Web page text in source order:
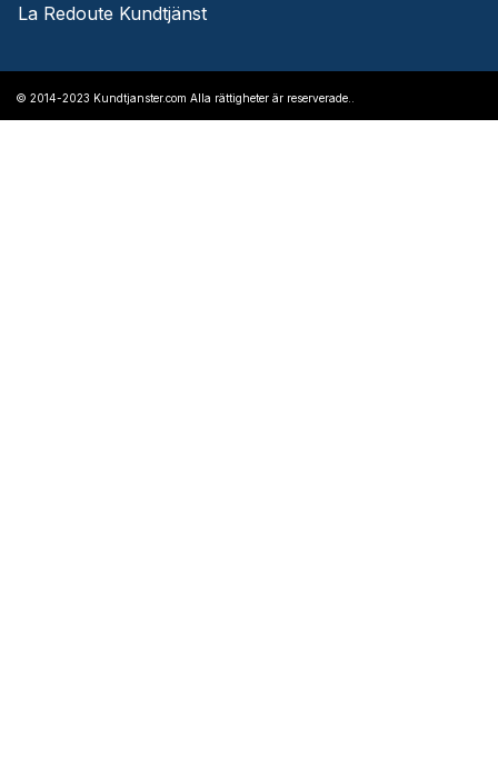
La Redoute Kundtjänst
© 2014-2023 Kundtjanster.com Alla rättigheter är reserverade..